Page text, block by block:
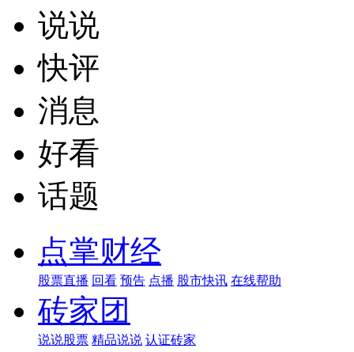
说说
快评
消息
好看
话题
点掌财经
股票直播 回看 预告 点播 股市快讯 在线帮助
砖家团
说说股票 精品说说 认证砖家